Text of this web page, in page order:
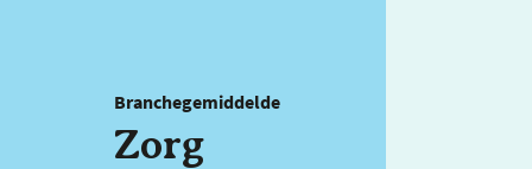
Branchegemiddelde
Zorg